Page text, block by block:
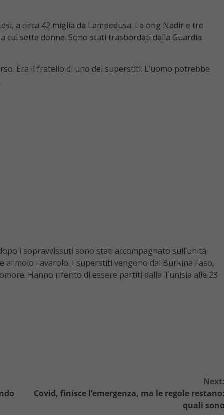
a circa 42 miglia da Lampedusa. La ong Nadir e tre
cui sette donne. Sono stati trasbordati dalla Guardia
Era il fratello di uno dei superstiti. L’uomo potrebbe
i sopravvissuti sono stati accompagnato sull’unità
molo Favarolo. I superstiti vengono dal Burkina Faso,
Hanno riferito di essere partiti dalla Tunisia alle 23
Covid, finisce l’emergenza, ma le regole
quali